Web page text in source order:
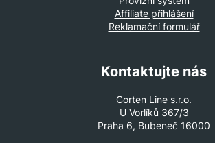
Kontaktujte nás
Corten Line s.r.o.
U Vorlíků 367/3
Praha 6, Bubeneč 16000
Affiliate přihlášení
Reklamační formulář